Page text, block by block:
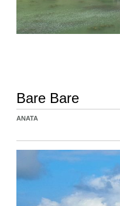
Bare Bare
ANATA